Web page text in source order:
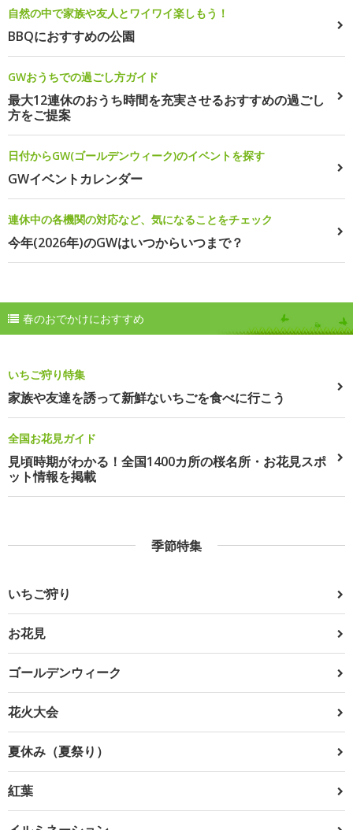
自然の中で家族や友人とワイワイ楽しもう！
BBQにおすすめの公園
GWおうちでの過ごし方ガイド
最大12連休のおうち時間を充実させるおすすめの過ごし
方をご提案
日付からGW(ゴールデンウィーク)のイベントを探す
GWイベントカレンダー
連休中の各機関の対応など、気になることをチェック
今年(2026年)のGWはいつからいつまで？
春のおでかけにおすすめ
いちご狩り特集
家族や友達を誘って新鮮ないちごを食べに行こう
全国お花見ガイド
見頃時期がわかる！全国1400カ所の桜名所・お花見スポ
ット情報を掲載
季節特集
いちご狩り
お花見
ゴールデンウィーク
花火大会
夏休み（夏祭り）
紅葉